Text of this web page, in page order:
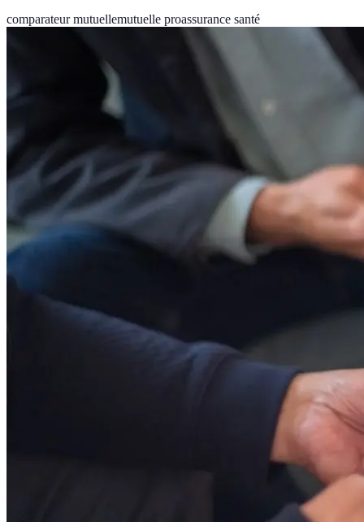
comparateur mutuellemutuelle proassurance santé